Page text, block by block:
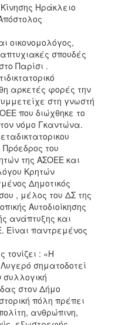
Ηράκλειο
οικονομολόγος,
σπουδές
Παρίσι .
αρκετές φορές την
στη γνωστή
που διώχθηκε το
νόμο Γκαντώνα.
του
της ΑΣΟΕΕ και
Κρητών
Δημοτικός
, μέλος του ΔΣ της
Αυτοδιοίκησης
ανάπτυξης και
Είναι παντρεμένος
: «Η
σηματοδοτεί
στον Δήμο
πόλη πρέπει
ανθρώπινη,